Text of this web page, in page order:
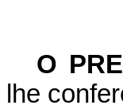
O
lhe